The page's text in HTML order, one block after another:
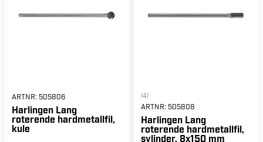
ARTNR: 505806
Harlingen Lang
roterende hardmetallfil,
kule
(4)
ARTNR: 505808
Harlingen Lang
roterende hardmetallfil,
sylinder, 8x150 mm